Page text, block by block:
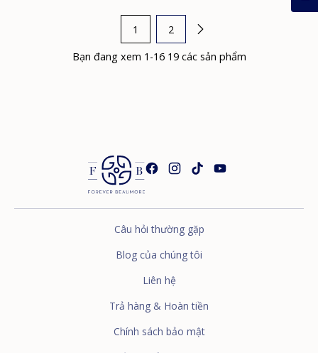
1 2
Bạn đang xem 1-16 19 các sản phẩm
Câu hỏi thường gặp
Blog của chúng tôi
Liên hệ
Trả hàng & Hoàn tiền
Chính sách bảo mật